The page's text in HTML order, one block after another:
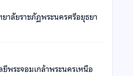
ยาลัยราชภัฏพระนครศรีอยุธยา
พระจอมเกล้าพระนครเหนือ